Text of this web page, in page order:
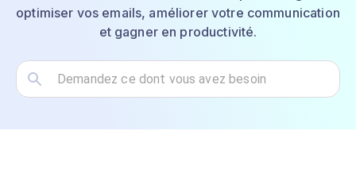
optimiser vos emails, améliorer votre communication
et gagner en productivité.